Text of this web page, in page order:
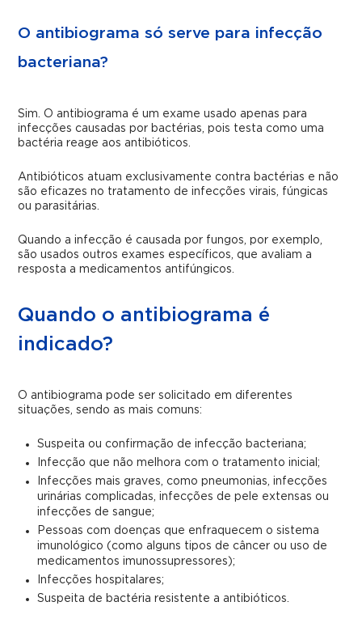
O antibiograma só serve para infecção
bacteriana?
Sim. O antibiograma é um exame usado apenas para
infecções causadas por bactérias, pois testa como uma
bactéria reage aos antibióticos.
Antibióticos atuam exclusivamente contra bactérias e não
são eficazes no tratamento de infecções virais, fúngicas
ou parasitárias.
Quando a infecção é causada por fungos, por exemplo,
são usados outros exames específicos, que avaliam a
resposta a medicamentos antifúngicos.
Quando o antibiograma é
indicado?
O antibiograma pode ser solicitado em diferentes
situações, sendo as mais comuns:
Suspeita ou confirmação de infecção bacteriana;
Infecção que não melhora com o tratamento inicial;
Infecções mais graves, como pneumonias, infecções
urinárias complicadas, infecções de pele extensas ou
infecções de sangue;
Pessoas com doenças que enfraquecem o sistema
imunológico (como alguns tipos de câncer ou uso de
medicamentos imunossupressores);
Infecções hospitalares;
Suspeita de bactéria resistente a antibióticos.